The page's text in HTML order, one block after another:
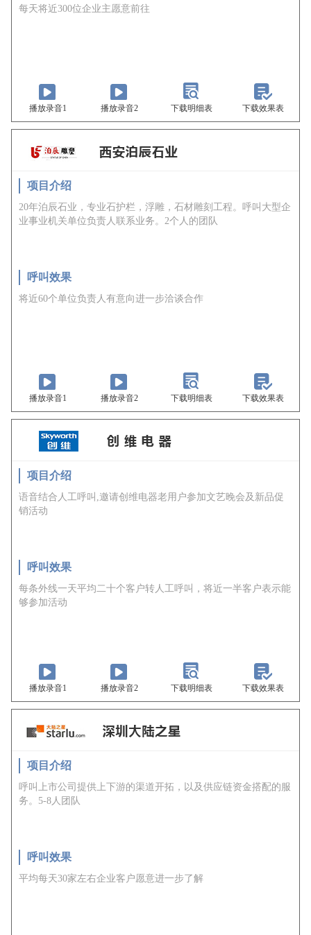
每天将近300位企业主愿意前往
播放录音1 播放录音2 下载明细表 下载效果表
项目介绍
20年泊辰石业，专业石护栏，浮雕，石材雕刻工程。呼叫大型企
业事业机关单位负责人联系业务。2个人的团队
呼叫效果
将近60个单位负责人有意向进一步洽谈合作
播放录音1 播放录音2 下载明细表 下载效果表
项目介绍
语音结合人工呼叫,邀请创维电器老用户参加文艺晚会及新品促
销活动
呼叫效果
每条外线一天平均二十个客户转人工呼叫，将近一半客户表示能
够参加活动
播放录音1 播放录音2 下载明细表 下载效果表
项目介绍
呼叫上市公司提供上下游的渠道开拓，以及供应链资金搭配的服
务。5-8人团队
呼叫效果
平均每天30家左右企业客户愿意进一步了解